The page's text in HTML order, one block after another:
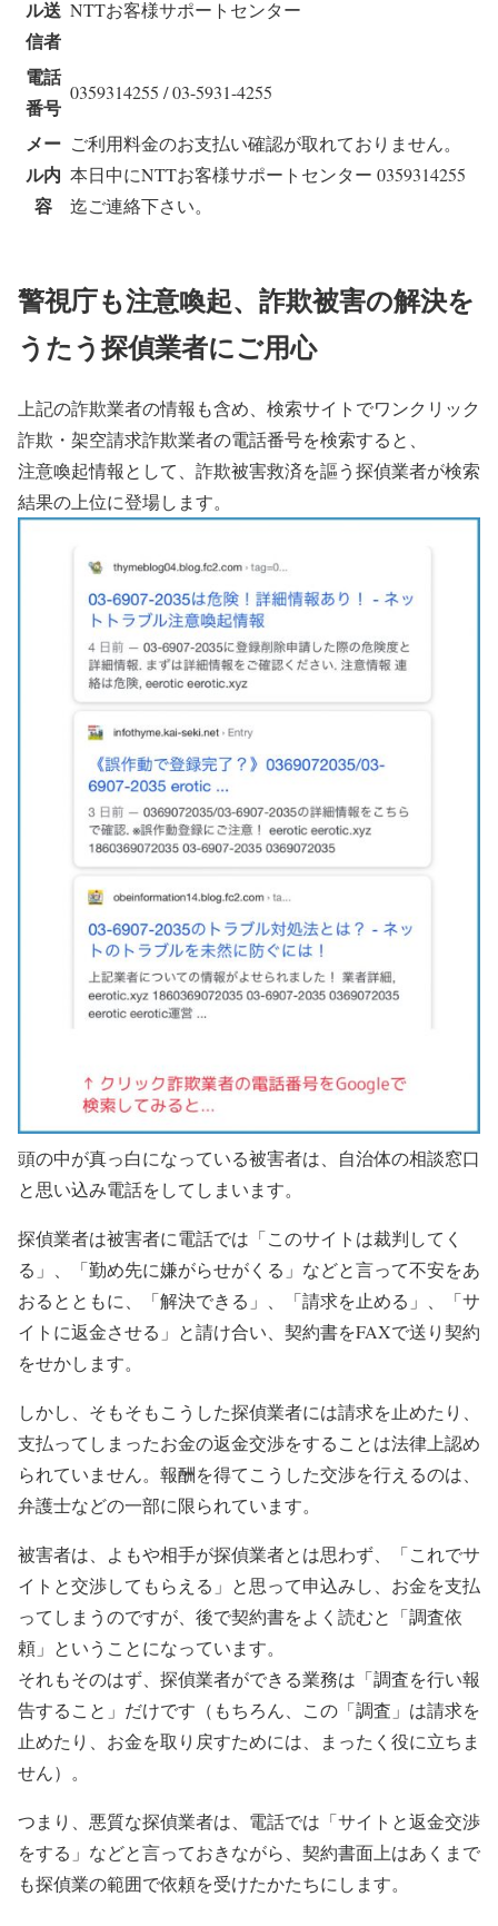
ル送
信者
NTTお客様サポートセンター
電話
番号
0359314255 / 03-5931-4255
メー
ル内
容
ご利用料金のお支払い確認が取れておりません。
本日中にNTTお客様サポートセンター 0359314255
迄ご連絡下さい。
警視庁も注意喚起、詐欺被害の解決を
うたう探偵業者にご用心
上記の詐欺業者の情報も含め、検索サイトでワンクリック
詐欺・架空請求詐欺業者の電話番号を検索すると、
注意喚起情報として、詐欺被害救済を謳う探偵業者が検索
結果の上位に登場します。
頭の中が真っ白になっている被害者は、自治体の相談窓口
と思い込み電話をしてしまいます。
探偵業者は被害者に電話では「このサイトは裁判してく
る」、「勤め先に嫌がらせがくる」などと言って不安をあ
おるとともに、「解決できる」、「請求を止める」、「サ
イトに返金させる」と請け合い、契約書をFAXで送り契約
をせかします。
しかし、そもそもこうした探偵業者には請求を止めたり、
支払ってしまったお金の返金交渉をすることは法律上認め
られていません。報酬を得てこうした交渉を行えるのは、
弁護士などの一部に限られています。
被害者は、よもや相手が探偵業者とは思わず、「これでサ
イトと交渉してもらえる」と思って申込みし、お金を支払
ってしまうのですが、後で契約書をよく読むと「調査依
頼」ということになっています。
それもそのはず、探偵業者ができる業務は「調査を行い報
告すること」だけです（もちろん、この「調査」は請求を
止めたり、お金を取り戻すためには、まったく役に立ちま
せん）。
つまり、悪質な探偵業者は、電話では「サイトと返金交渉
をする」などと言っておきながら、契約書面上はあくまで
も探偵業の範囲で依頼を受けたかたちにします。